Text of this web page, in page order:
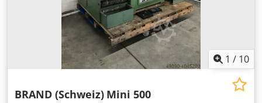
1 / 10
BRAND (Schweiz) Mini 500